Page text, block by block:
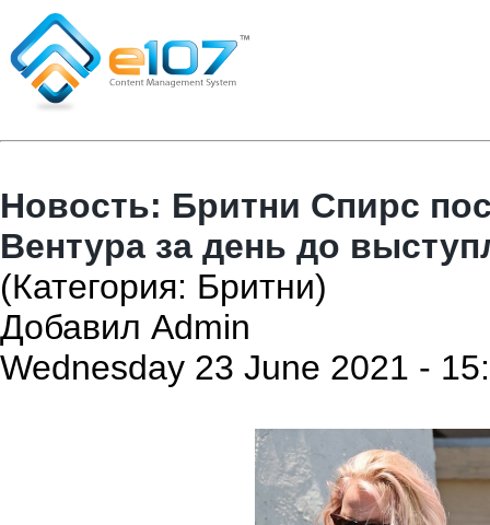
Новость: Бритни Спирс
Вентура за день до
(Категория: Бритни)
Добавил Admin
Wednesday 23 June 2021 -